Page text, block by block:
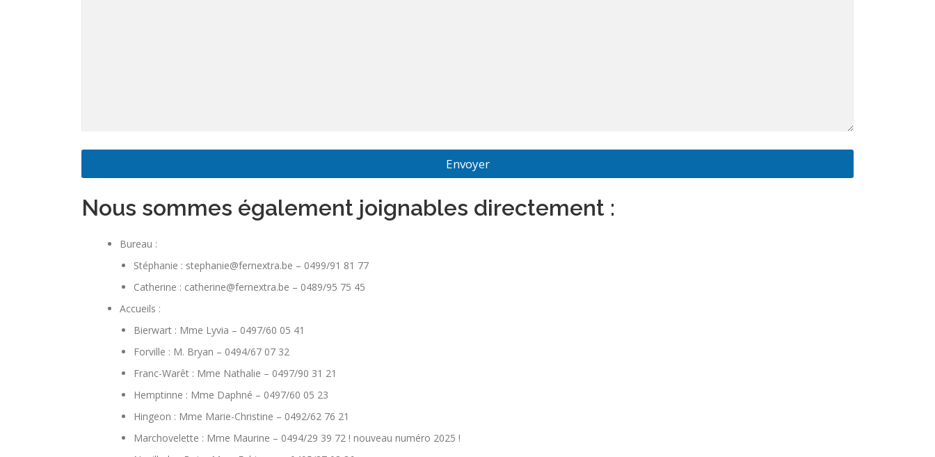
Envoyer
Nous sommes également joignables directement :
Bureau :
Stéphanie : stephanie@fernextra.be – 0499/91 81 77
Catherine : catherine@fernextra.be – 0489/95 75 45
Accueils :
Bierwart : Mme Lyvia – 0497/60 05 41
Forville : M. Bryan – 0494/67 07 32
Franc-Warêt : Mme Nathalie – 0497/90 31 21
Hemptinne : Mme Daphné – 0497/60 05 23
Hingeon : Mme Marie-Christine – 0492/62 76 21
Marchovelette : Mme Maurine – 0494/29 39 72 ! nouveau numéro 2025 !